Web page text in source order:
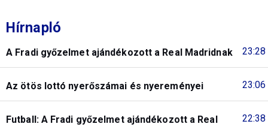
Hírnapló
23:28
A Fradi győzelmet ajándékozott a Real Madridnak
23:06
Az ötös lottó nyerőszámai és nyereményei
22:38
Futball: A Fradi győzelmet ajándékozott a Real